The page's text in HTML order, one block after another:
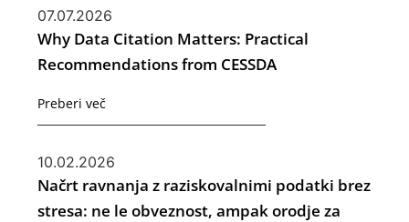
07.07.2026
Why Data Citation Matters: Practical
Recommendations from CESSDA
Preberi več
10.02.2026
Načrt ravnanja z raziskovalnimi podatki brez
stresa: ne le obveznost, ampak orodje za